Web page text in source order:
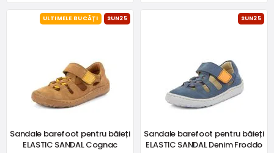
ULTIMELE BUCĂȚI SUN25
Sandale barefoot pentru băieți
ELASTIC SANDAL Cognac
SUN25
Sandale barefoot pentru băieți
ELASTIC SANDAL Denim Froddo